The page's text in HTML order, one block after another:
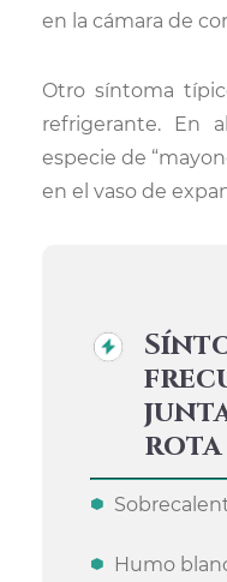
en la cámara de
Otro síntoma
refrigerante. En
especie de
en el vaso de
rota
Humo